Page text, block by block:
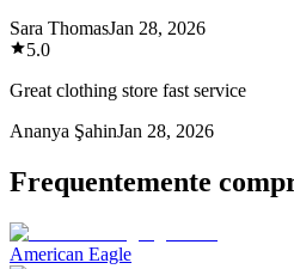
Sara ThomasJan 28, 2026
5.0
Great clothing store fast service
Ananya ŞahinJan 28, 2026
Frequentemente
American Eagle